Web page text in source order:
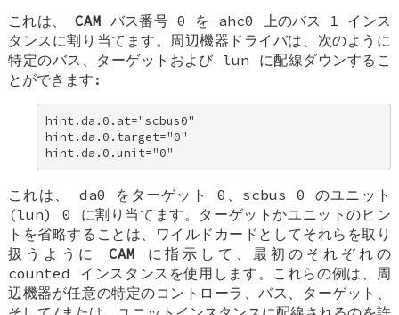
これは、CAM バス番号 0 を ahc0
上のバス 1 インス
タンスに割り当てます。周辺機器ドライバは、次のように
特定のバス、ターゲットおよび lun に配線ダウンするこ
とができます:
hint.da.0.at="scbus0"
hint.da.0.target="0"
hint.da.0.unit="0"
これは、 da0 をターゲット 0、scbus 0 のユニット
(lun) 0 に割り当てます。ターゲットかユニットのヒン
トを省略することは、ワイルドカードとしてそれらを取り
扱うように CAM に指示して、最初のそれぞれの
counted インスタンスを使用します。これらの例は、周
辺機器が任意の特定のコントローラ、バス、ターゲット、